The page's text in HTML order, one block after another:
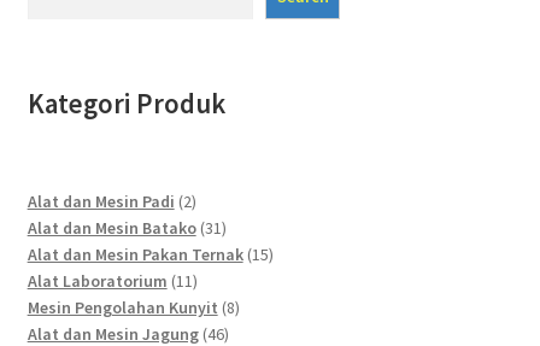
Kategori Produk
Alat dan Mesin Padi 22
products
Alat dan Mesin Batako 3131
products
Alat dan Mesin Pakan Ternak 1515
Alat Laboratorium 1111
products
Mesin Pengolahan Kunyit 88
Alat dan Mesin Jagung 4646